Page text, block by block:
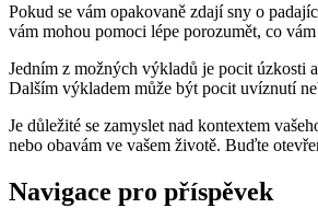
Pokud se vám opakovaně zdají sny o
vám mohou pomoci lépe porozumět, co
Jedním z možných výkladů je pocit úzkosti
Dalším výkladem může být pocit uvíznutí
Je důležité se zamyslet nad kontextem
nebo obavám ve vašem životě. Buďte
Navigace pro příspěvek